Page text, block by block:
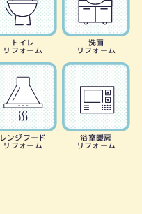
トイレ
リフォーム
洗面
リフォーム
レンジフード
リフォーム
浴室暖房
リフォーム